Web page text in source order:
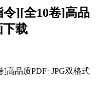
][全10卷]高品
下载